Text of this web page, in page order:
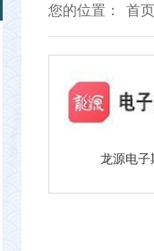
您的位置： 首页
龙源电子